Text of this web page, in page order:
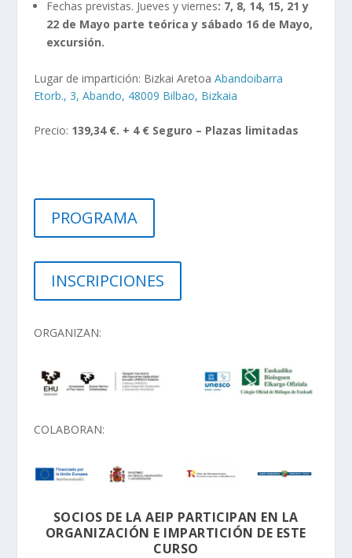
Fechas previstas. Jueves y viernes: 7, 8, 14, 15, 21 y
22 de Mayo parte teórica y sábado 16 de Mayo,
excursión.
Lugar de impartición: Bizkai Aretoa Abandoibarra
Etorb., 3, Abando, 48009 Bilbao, Bizkaia
Precio: 139,34 €. + 4 € Seguro – Plazas limitadas
PROGRAMA
INSCRIPCIONES
ORGANIZAN:
COLABORAN:
SOCIOS DE LA AEIP PARTICIPAN EN LA
ORGANIZACIÓN E IMPARTICIÓN DE ESTE
CURSO